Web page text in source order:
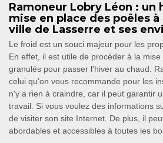
Ramoneur Lobry Léon : un
mise en place des poêles à
ville de Lasserre et ses
Le froid est un souci majeur pour les
En effet, il est utile de procéder à la
granulés pour passer l'hiver au chaud.
celui qu'on vous recommande pour les
n'y a rien à craindre, car il peut garantir
travail. Si vous voulez des informations
de visiter son site Internet. De plus, il
abordables et accessibles à toutes les